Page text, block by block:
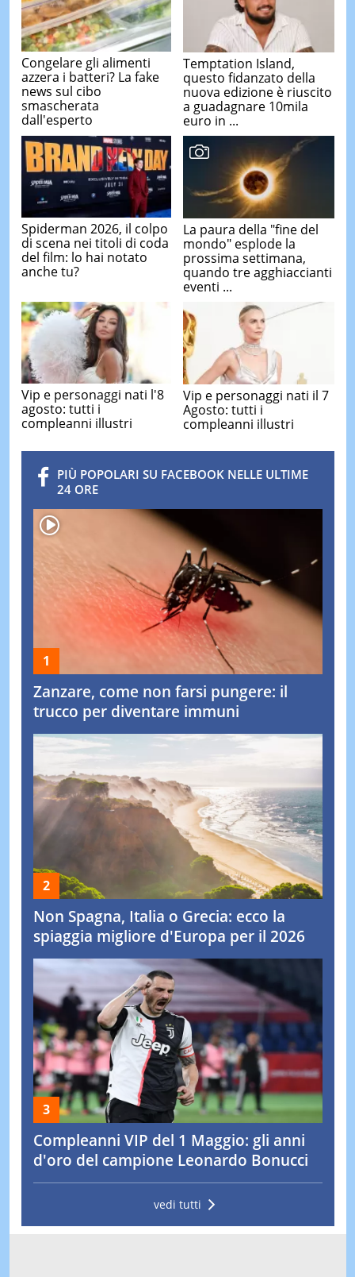
Congelare gli alimenti
azzera i batteri? La fake
news sul cibo
smascherata
dall'esperto
Temptation Island,
questo fidanzato della
nuova edizione è riuscito
a guadagnare 10mila
euro in ...
Spiderman 2026, il colpo
di scena nei titoli di coda
del film: lo hai notato
anche tu?
La paura della "fine del
mondo" esplode la
prossima settimana,
quando tre agghiaccianti
eventi ...
Vip e personaggi nati l'8
agosto: tutti i
compleanni illustri
Vip e personaggi nati il 7
Agosto: tutti i
compleanni illustri
PIÙ POPOLARI SU FACEBOOK NELLE ULTIME
24 ORE
Zanzare, come non farsi pungere: il
trucco per diventare immuni
Non Spagna, Italia o Grecia: ecco la
spiaggia migliore d'Europa per il 2026
Compleanni VIP del 1 Maggio: gli anni
d'oro del campione Leonardo Bonucci
vedi tutti